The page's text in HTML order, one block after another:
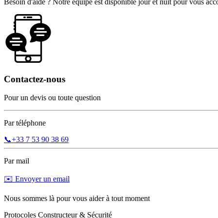
Contactez-nous
Pour un devis ou toute question
Par téléphone
📞+33 7 53 90 38 69
Par mail
✉️ Envoyer un email
Nous sommes là pour vous aider à tout moment
Protocoles Constructeur & Sécurité